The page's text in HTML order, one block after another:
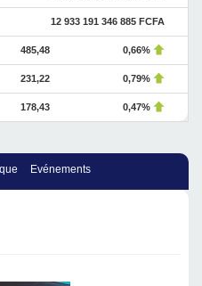
12 933 191 346 885 FCFA
485,48 0,66%
231,22 0,79%
178,43 0,47%
Evénements